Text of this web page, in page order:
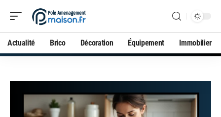
Actualité Brico Décoration Équipement Immobilier